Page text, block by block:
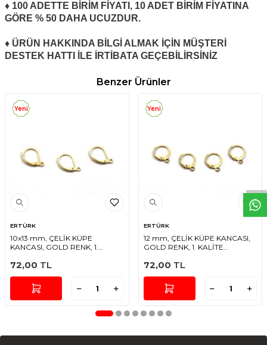
♦ 100 ADETTE BİRİM FİYATI, 10 ADET BİRİM FİYATINA
GÖRE % 50 DAHA UCUZDUR.
♦ ÜRÜN HAKKINDA BİLGİ ALMAK İÇİN MÜŞTERİ
DESTEK HATTI İLE İRTİBATA GEÇEBİLİRSİNİZ
Benzer Ürünler
Yeni
ERTÜRK
10x13 mm, ÇELİK KÜPE
KANCASI, GOLD RENK, 1.
72,00 TL
Yeni
ERTÜRK
12 mm, ÇELİK KÜPE KANCASI,
GOLD RENK, 1. KALİTE
72,00 TL